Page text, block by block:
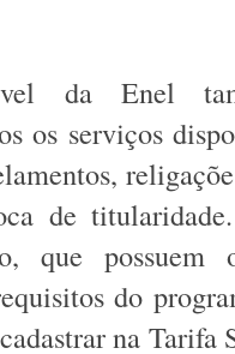
da Enel
os serviços
de
que
do
na